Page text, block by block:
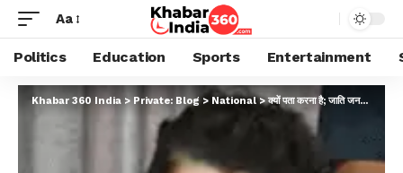
Aa
Politics Education Sports Entertainment
Khabar 360 India > Private: Blog > National>क्यों पता करना है; जाति जनगणना के खिलाफ बीजेपी सांसद कंगना रनौत, बोलीं- एक्टर्स तक की कास्ट का पता नहीं…